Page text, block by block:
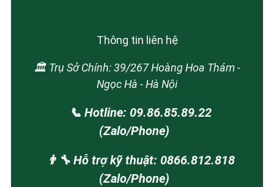
Thông tin liên hệ
🏛️ Trụ Sở Chính: 39/267 Hoàng Hoa Thám -
Ngọc Hà - Hà Nội
📞 Hotline: 09.86.85.89.22
(Zalo/Phone)
👨‍🔧 Hỗ trợ kỹ thuật: 0866.812.818
(Zalo/Phone)